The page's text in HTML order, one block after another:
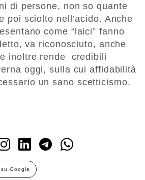
di persone, non so quante
poi sciolto nell’acido. Anche
come “laici” fanno
va riconosciuto, anche
inoltre rende credibili
oggi, sulla cui affidabilità
un sano scetticismo.
Google